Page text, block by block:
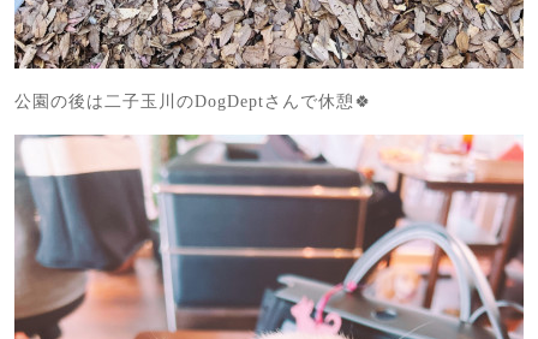
公園の後は二子玉川のDogDeptさんで休憩🍀